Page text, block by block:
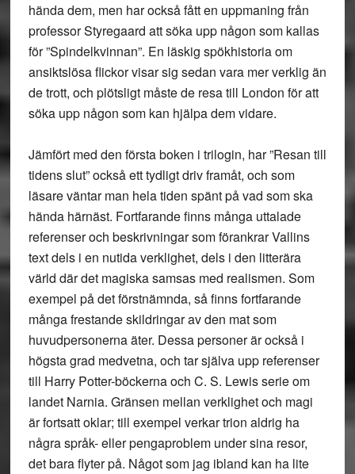
hända dem, men har också fått en uppmaning från
professor Styregaard att söka upp någon som kallas
för ”Spindelkvinnan”. En läskig spökhistoria om
ansiktslösa flickor visar sig sedan vara mer verklig än
de trott, och plötsligt måste de resa till London för att
söka upp någon som kan hjälpa dem vidare.
Jämfört med den första boken i trilogin, har ”Resan till
tidens slut” också ett tydligt driv framåt, och som
läsare väntar man hela tiden spänt på vad som ska
hända härnäst. Fortfarande finns många uttalade
referenser och beskrivningar som förankrar Vallins
text dels i en nutida verklighet, dels i den litterära
värld där det magiska samsas med realismen. Som
exempel på det förstnämnda, så finns fortfarande
många frestande skildringar av den mat som
huvudpersonerna äter. Dessa personer är också i
högsta grad medvetna, och tar själva upp referenser
till Harry Potter-böckerna och C. S. Lewis serie om
landet Narnia. Gränsen mellan verklighet och magi
är fortsatt oklar; till exempel verkar trion aldrig ha
några språk- eller pengaproblem under sina resor,
det bara flyter på. Något som jag ibland kan ha lite